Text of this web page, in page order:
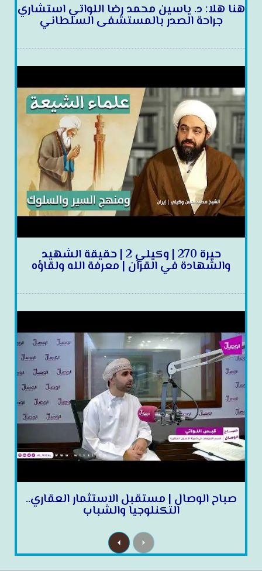
هنا هلا: د. ياسين محمد رضا اللواتي استشاري
جراحة الصدر بالمستشفى السلطاني
حيرة 270 | وكيلي 2 | حقيقة الشهيد
والشهادة في القرآن | معرفة الله ولقاؤه
صباح الوصال | مستقبل الاستثمار العقاري..
التكنلوجيا والشباب
P
r
e
N
e
x